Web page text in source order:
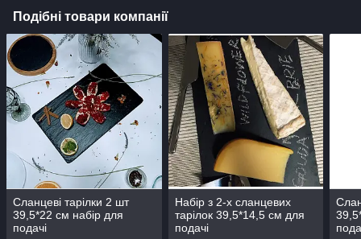
Подібні товари компанії
Сланцеві тарілки 2 шт
39,5*22 см набір для
подачі
Набір з 2-х сланцевих
тарілок 39,5*14,5 см для
подачі